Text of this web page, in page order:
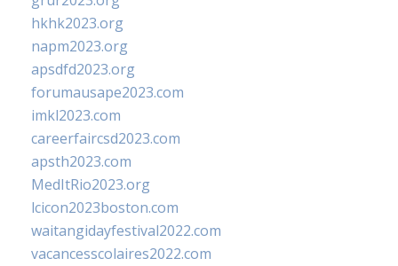
hkhk2023.org
napm2023.org
apsdfd2023.org
forumausape2023.com
imkl2023.com
careerfaircsd2023.com
apsth2023.com
MedItRio2023.org
lcicon2023boston.com
waitangidayfestival2022.com
vacancesscolaires2022.com